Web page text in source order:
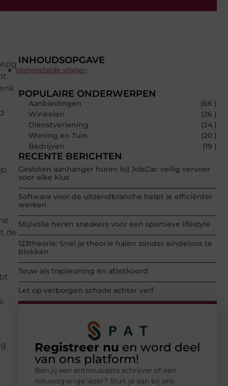
de
INHOUDSOPGAVE
Veelgestelde vragen
POPULAIRE ONDERWERPEN
Aanbiedingen
(66 )
Winkelen
(26 )
Dienstverlening
(24 )
Woning en Tuin
(20 )
Bedrijven
(19 )
RECENTE BERICHTEN
Gesloten aanhanger huren bij JobCar: veilig vervoer
voor elke klus
Software voor de uitzendbranche helpt je efficiënter
werken
Stijlvolle heren sneakers voor een sportieve lifestyle
123theorie: Snel je theorie halen zonder eindeloos te
blokken
Touw als trapleuning en afzetkoord
Let op verborgen schade achter verf
Registreer nu en word deel
van ons platform!
Ben jij een enthousiaste schrijver of een
nieuwsgierige lezer? Sluit je aan bij ons